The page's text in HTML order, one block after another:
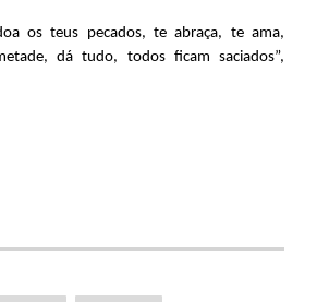
os teus pecados, te abraça, te ama,
dá tudo, todos ficam saciados”,